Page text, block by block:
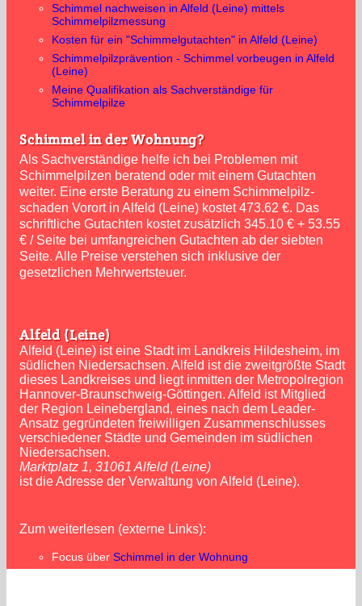
Schimmel nachweisen in Alfeld (Leine) mittels
Schimmelpilzmessung
Kosten für ein "Schimmelgutachten" in Alfeld (Leine)
Schimmelpilzprävention - Schimmel vorbeugen in Alfeld
(Leine)
Meine Qualifikation als Sachverständige für
Schimmelpilze
Schimmel in der Wohnung?
Als Sachverständige helfe ich bei Problemen mit
Schimmelpilzen beratend oder mit einem Gutachten
weiter. Eine erste Beratung zu einem Schimmelpilz­
schaden Vorort in Alfeld (Leine) kostet 473.62 €. Das
schriftliche Gutachten kostet zusätzlich 345.10 € + 53.55
€ / Seite bei umfangreichen Gutachten ab der siebten
Seite. Alle Preise verstehen sich inklusive der
gesetzlichen Mehrwertsteuer.
Alfeld (Leine)
Alfeld (Leine) ist eine Stadt im Landkreis Hildesheim, im
südlichen Niedersachsen. Alfeld ist die zweitgrößte Stadt
dieses Landkreises und liegt inmitten der Metropolregion
Hannover-Braunschweig-Göttingen. Alfeld ist Mitglied
der Region Leinebergland, eines nach dem Leader-
Ansatz gegründeten freiwilligen Zusammenschlusses
verschiedener Städte und Gemeinden im südlichen
Niedersachsen.
Marktplatz 1, 31061 Alfeld (Leine)
ist die Adresse der Verwaltung von Alfeld (Leine).
Zum weiterlesen (externe Links):
Focus über Schimmel in der Wohnung